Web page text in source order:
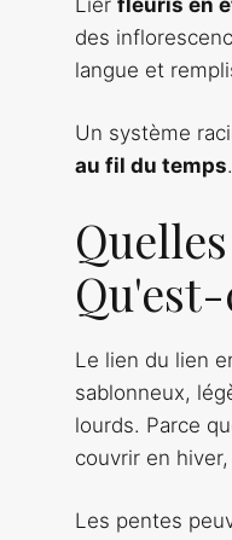
des
langue et
Un système
au fil du temps.
Le lien du lien
sablonneux,
lourds. Parce
couvrir en
Les pentes